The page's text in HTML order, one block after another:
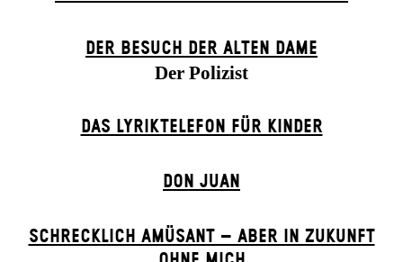
DER BE­SUCH DER ALT­EN DA­ME
Der Polizist
DAS LYRIKTELEFON FÜR KINDER
DON JUAN
SCHRECKLICH AMÜSANT – ABER IN ZUKUNFT